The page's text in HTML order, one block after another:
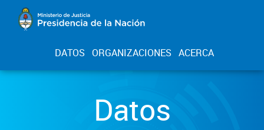
DATOS ORGANIZACIONES ACERCA
Datos